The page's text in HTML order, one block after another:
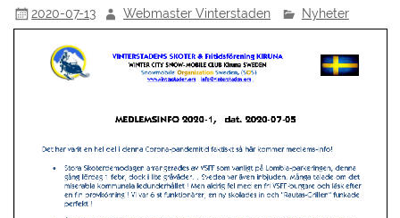
2020-07-13 Webmaster Vinterstaden Nyheter